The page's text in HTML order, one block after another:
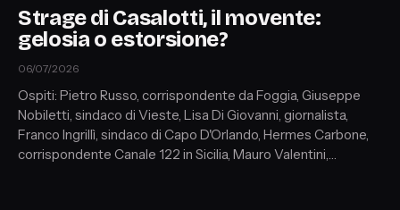
Strage di Casalotti, il movente:
gelosia o estorsione?
06/07/2026
Ospiti: Pietro Russo, corrispondente da Foggia, Giuseppe
Nobiletti, sindaco di Vieste, Lisa Di Giovanni, giornalista,
Franco Ingrillì, sindaco di Capo D'Orlando, Hermes Carbone,
corrispondente Canale 122 in Sicilia, Mauro Valentini,